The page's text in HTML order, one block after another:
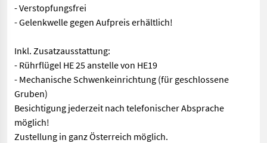
- Verstopfungsfrei
- Gelenkwelle gegen Aufpreis erhältlich!
Inkl. Zusatzausstattung:
- Rührflügel HE 25 anstelle von HE19
- Mechanische Schwenkeinrichtung (für geschlossene
Gruben)
Besichtigung jederzeit nach telefonischer Absprache
möglich!
Zustellung in ganz Österreich möglich.